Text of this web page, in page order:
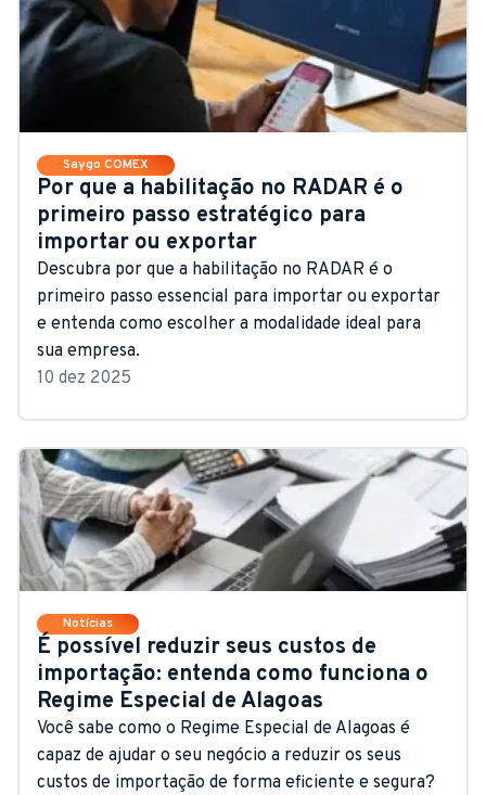
Saygo COMEX
Por que a habilitação no RADAR é o
primeiro passo estratégico para
importar ou exportar
Descubra por que a habilitação no RADAR é o
primeiro passo essencial para importar ou exportar
e entenda como escolher a modalidade ideal para
sua empresa.
10 dez 2025
Notícias
É possível reduzir seus custos de
importação: entenda como funciona o
Regime Especial de Alagoas
Você sabe como o Regime Especial de Alagoas é
capaz de ajudar o seu negócio a reduzir os seus
custos de importação de forma eficiente e segura?